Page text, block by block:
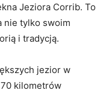
Jeziora Corrib. To
nie tylko swoim
i tradycją.
jezior w
kilometrów